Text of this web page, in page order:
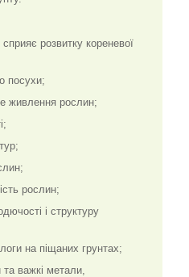
розвитку кореневої
посухи;
живлення рослин;
рослин;
і структуру
на піщаних грунтах;
та важкі метали,